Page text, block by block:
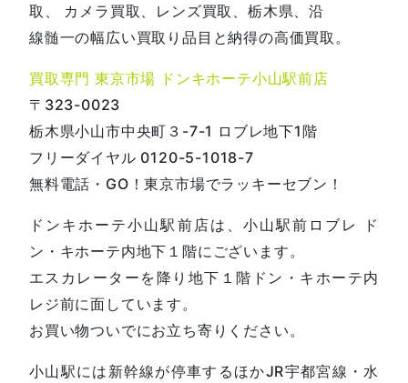
取、 カメラ買取、レンズ買取、栃木県、沿
線髄一の幅広い買取り品目と納得の高価買取。
買取専門 東京市場 ドンキホーテ小山駅前店
〒323-0023
栃木県小山市中央町３-7-1 ロブレ地下1階
フリーダイヤル 0120-5-1018-7
無料電話・GO！東京市場でラッキーセブン！
ドンキホーテ小山駅前店は、小山駅前ロブレ ド
ン・キホーテ内地下１階にございます。
エスカレーターを降り地下１階ドン・キホーテ内
レジ前に面しています。
お買い物ついでにお立ち寄りください。
小山駅には新幹線が停車するほかJR宇都宮線・水